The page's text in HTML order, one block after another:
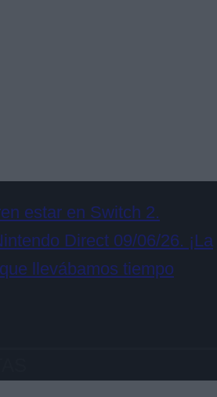
estar en Switch 2.
Direct 09/06/26. ¡La
llevábamos tiempo